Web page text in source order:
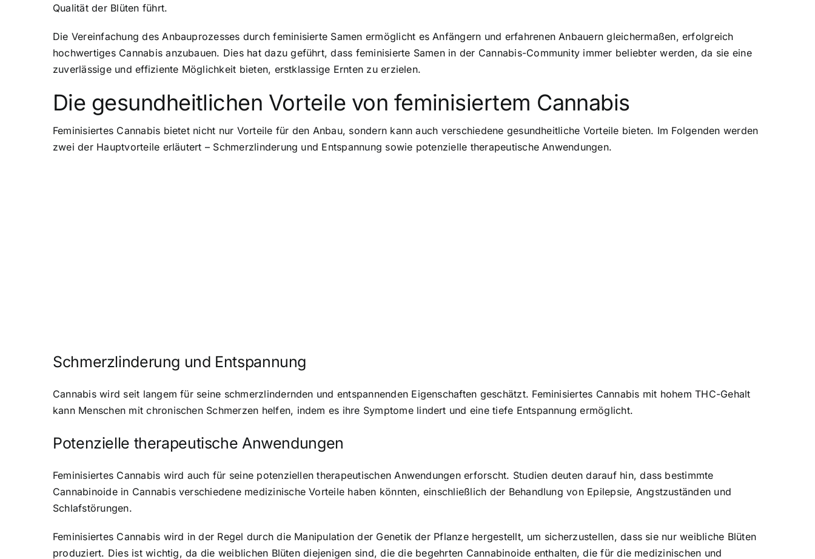
Qualität der Blüten führt.
Die Vereinfachung des Anbauprozesses durch feminisierte Samen ermöglicht es Anfängern und erfahrenen Anbauern gleichermaßen, erfolgreich
hochwertiges Cannabis anzubauen. Dies hat dazu geführt, dass feminisierte Samen in der Cannabis-Community immer beliebter werden, da sie eine
zuverlässige und effiziente Möglichkeit bieten, erstklassige Ernten zu erzielen.
Die gesundheitlichen Vorteile von feminisiertem Cannabis
Feminisiertes Cannabis bietet nicht nur Vorteile für den Anbau, sondern kann auch verschiedene gesundheitliche Vorteile bieten. Im Folgenden werden
zwei der Hauptvorteile erläutert – Schmerzlinderung und Entspannung sowie potenzielle therapeutische Anwendungen.
Schmerzlinderung und Entspannung
Cannabis wird seit langem für seine schmerzlindernden und entspannenden Eigenschaften geschätzt. Feminisiertes Cannabis mit hohem THC-Gehalt
kann Menschen mit chronischen Schmerzen helfen, indem es ihre Symptome lindert und eine tiefe Entspannung ermöglicht.
Potenzielle therapeutische Anwendungen
Feminisiertes Cannabis wird auch für seine potenziellen therapeutischen Anwendungen erforscht. Studien deuten darauf hin, dass bestimmte
Cannabinoide in Cannabis verschiedene medizinische Vorteile haben könnten, einschließlich der Behandlung von Epilepsie, Angstzuständen und
Schlafstörungen.
Feminisiertes Cannabis wird in der Regel durch die Manipulation der Genetik der Pflanze hergestellt, um sicherzustellen, dass sie nur weibliche Blüten
produziert. Dies ist wichtig, da die weiblichen Blüten diejenigen sind, die die begehrten Cannabinoide enthalten, die für die medizinischen und